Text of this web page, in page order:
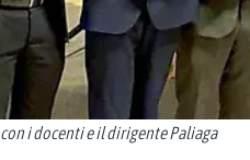
i docenti e il dirigente Paliaga